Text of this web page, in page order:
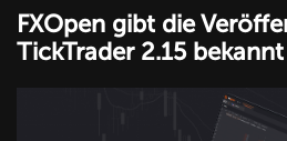
FXOpen gibt die
TickTrader 2.15 bekannt